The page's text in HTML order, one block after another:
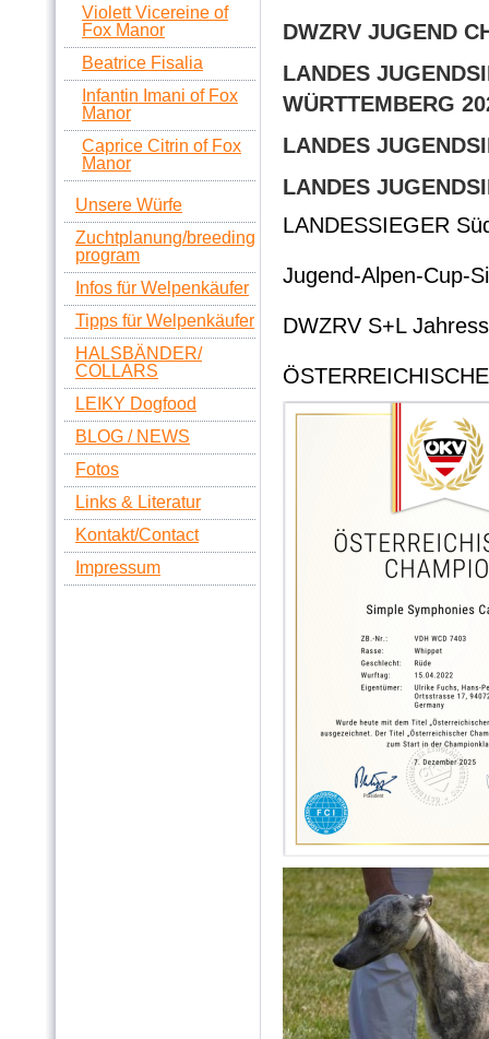
Violett Vicereine of
Fox Manor
Beatrice Fisalia
Infantin Imani of Fox
Manor
Caprice Citrin of Fox
Manor
Unsere Würfe
Zuchtplanung/breeding
program
Infos für Welpenkäufer
Tipps für Welpenkäufer
HALSBÄNDER/
COLLARS
LEIKY Dogfood
BLOG / NEWS
Fotos
Links & Literatur
Kontakt/Contact
Impressum
DWZRV JUGEND
LANDES
WÜRTTEMBERG
LANDES
LANDES
LANDESSIEGER
Jugend-Alpen-Cup-
DWZRV S+L